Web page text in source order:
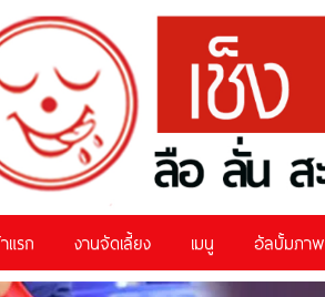
แรก งานจัดเลี้ยง เมนู อัลบั้มภาพ